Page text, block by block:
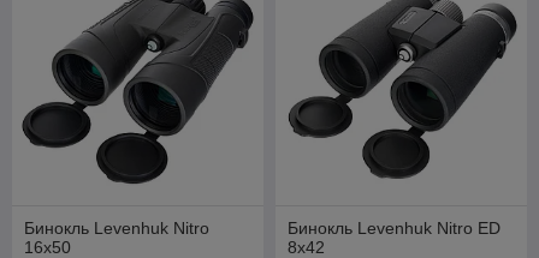
Бинокль Levenhuk Nitro
16x50
Бинокль Levenhuk Nitro ED
8x42